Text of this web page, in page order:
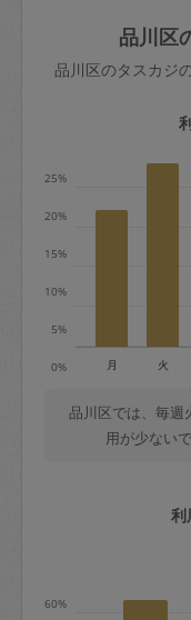
依頼者不
金額の
※例：依
＋交通費
依頼者不
金額の
定期契約
期は月2
ャンセル
きた場合
ご注意く
玉、など
あわせて
はありま
品川区
品川区のタスカジ
0%
5%
10%
15%
20%
25%
月 火
品川区では、毎週
用が少ない
利
60%